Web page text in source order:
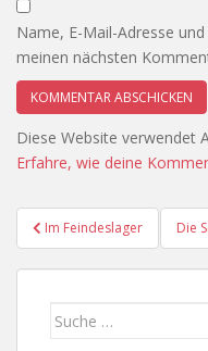
Name, E-Mail-Adresse
meinen nächsten
Diese Website verwendet
Erfahre, wie deine
Im Feindeslager Die
Suche